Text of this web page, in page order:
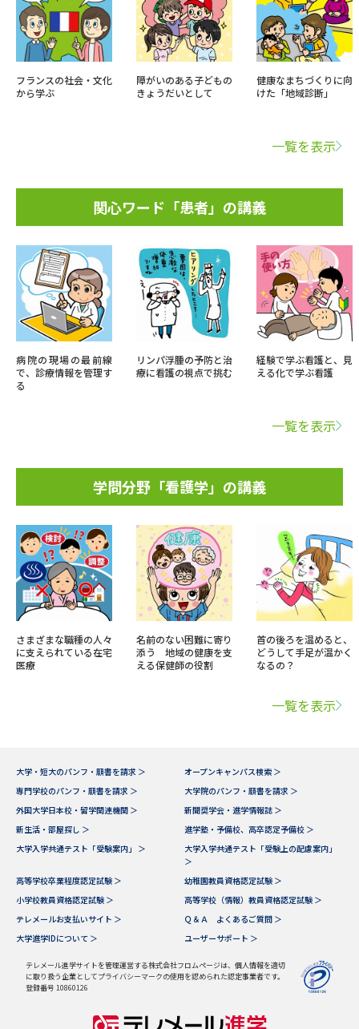
フランスの社会・文化
から学ぶ
障がいのある子どもの
きょうだいとして
健康なまちづくりに向
けた「地域診断」
一覧を表示
関心ワード「患者」の講義
病院の現場の最前線
で、診療情報を管理す
る
リンパ浮腫の予防と治
療に看護の視点で挑む
経験で学ぶ看護と、見
える化で学ぶ看護
一覧を表示
学問分野「看護学」の講義
さまざまな職種の人々
に支えられている在宅
医療
名前のない困難に寄り
添う 地域の健康を支
える保健師の役割
首の後ろを温めると、
どうして手足が温かく
なるの？
一覧を表示
大学・短大のパンフ・願書を請求 ＞
オープンキャンパス検索 ＞
専門学校のパンフ・願書を請求 ＞
大学院のパンフ・願書を請求 ＞
外国大学日本校・留学関連機関 ＞
新聞奨学会・進学情報誌 ＞
新生活・部屋探し ＞
進学塾・予備校、高卒認定予備校 ＞
大学入学共通テスト「受験案内」 ＞
大学入学共通テスト「受験上の配慮案内」
＞
高等学校卒業程度認定試験 ＞
幼稚園教員資格認定試験 ＞
小学校教員資格認定試験 ＞
高等学校（情報）教員資格認定試験 ＞
テレメールお支払いサイト ＞
Ｑ＆Ａ よくあるご質問 ＞
大学進学IDについて ＞
ユーザーサポート ＞
テレメール進学サイトを管理運営する株式会社フロムページは、個人情報を適切
に取り扱う企業としてプライバシーマークの使用を認められた認定事業者です。
登録番号 10860126